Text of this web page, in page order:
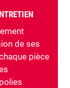
de ses
pièce